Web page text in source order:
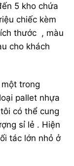
5 kho chứa
chiếc kèm
thước , màu
cho khách
trong
pallet nhựa
có thể cung
sỉ lẻ . Hiện
tác lớn nhỏ ở